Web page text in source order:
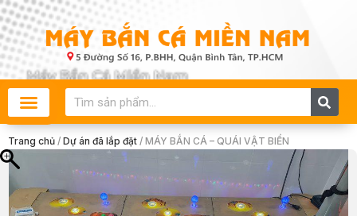
Skip
to
content
Search
Trang chủ / Dự án đã lắp đặt / MÁY BẮN CÁ – QUÁI VẬT BIỂN